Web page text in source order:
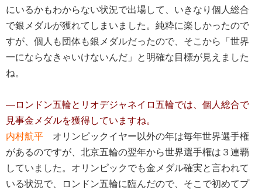
にいるかもわからない状況で出場して、いきなり個人総合
で銀メダルが獲れてしまいました。純粋に楽しかったので
すが、個人も団体も銀メダルだったので、そこから「世界
一にならなきゃいけないんだ」と明確な目標が見えました
ね。
―ロンドン五輪とリオデジャネイロ五輪では、個人総合で
見事金メダルを獲得していますね。
内村航平 オリンピックイヤー以外の年は毎年世界選手権
があるのですが、北京五輪の翌年から世界選手権は３連覇
していました。オリンピックでも金メダル確実と言われて
いる状況で、ロンドン五輪に臨んだので、そこで初めてプ